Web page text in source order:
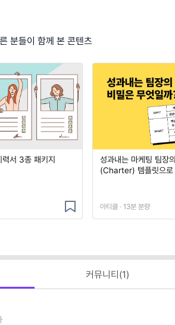
분들이 함께 본 콘텐츠
서 3종 패키지
성과내는 마케팅 팀장
(Charter) 템플릿으로
아티클 · 13분 분량
커뮤니티(1)